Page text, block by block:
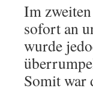
Im
sofort an
wurde
Somit war